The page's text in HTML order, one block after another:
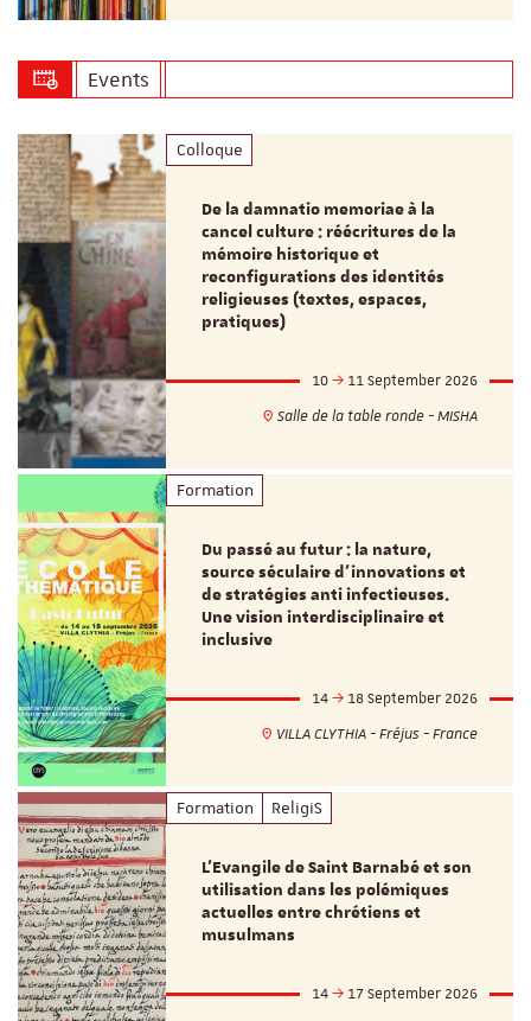
Events
Colloque
De la damnatio memoriae à la
cancel culture : réécritures de la
mémoire historique et
reconfigurations des identités
religieuses (textes, espaces,
pratiques)
10
11 September 2026
Salle de la table ronde - MISHA
Formation
Du passé au futur : la nature,
source séculaire d’innovations et
de stratégies anti infectieuses.
Une vision interdisciplinaire et
inclusive
14
18 September 2026
VILLA CLYTHIA - Fréjus - France
Formation ReligiS
L’Evangile de Saint Barnabé et son
utilisation dans les polémiques
actuelles entre chrétiens et
musulmans
14
17 September 2026